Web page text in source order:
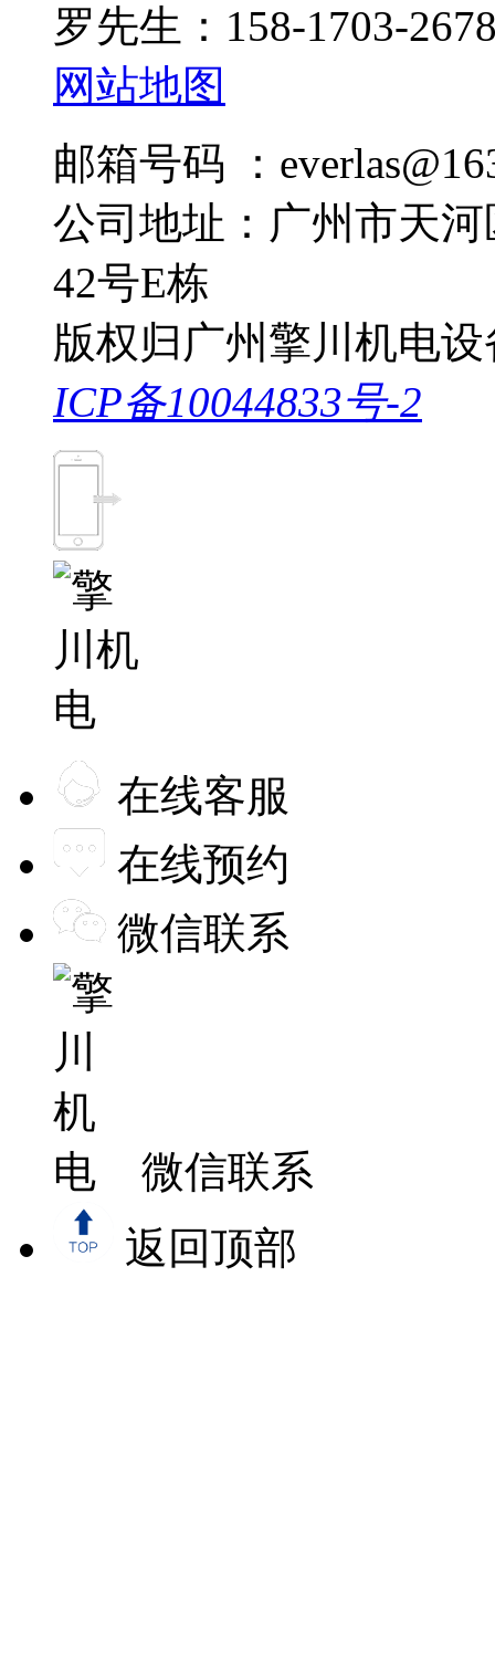
罗先生：158-1703-
网站地图
邮箱号码 ：
公司地址：广州市天
42号E栋
版权归广州擎川机电
ICP备10044833号-2
在线客服
在线预约
微信联系
微信联系
返回顶部